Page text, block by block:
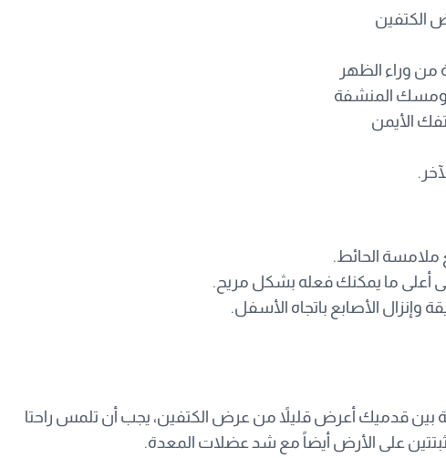
الكتفين
من وراء الظهر
ومسك المنشفة
الأيمن
ملامسة الحائط.
إلى أعلى ما يمكنك فعله بشكل مريح.
الأصابع باتجاه الأسفل.
بين قدميك أعرض قليلاً من عرض الكتفين، يجب أن تلمس راحتا
على الأرض أيضاً مع شد عضلات المعدة.